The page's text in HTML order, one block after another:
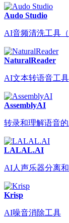
Audo Studio
AI音频清洗工具
NaturalReader
AI文本转语音工具
AssemblyAI
转录和理解语音
LALAL.AI
AI人声乐器分离
Krisp
AI噪音消除工具